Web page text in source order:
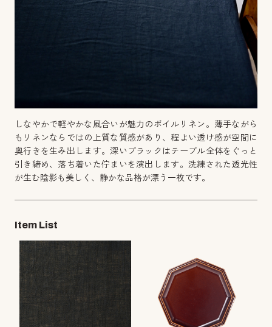
しなやかで軽やかな風合いが魅力のボイルリネン。薄手ながら
もリネンならではの上質な質感があり、程よい透け感が空間に
奥行きを生み出します。深いブラックはテーブル全体をぐっと
引き締め、落ち着いた佇まいを演出します。洗練された透光性
が生む陰影も美しく、静かな品格が漂う一枚です。
Item List